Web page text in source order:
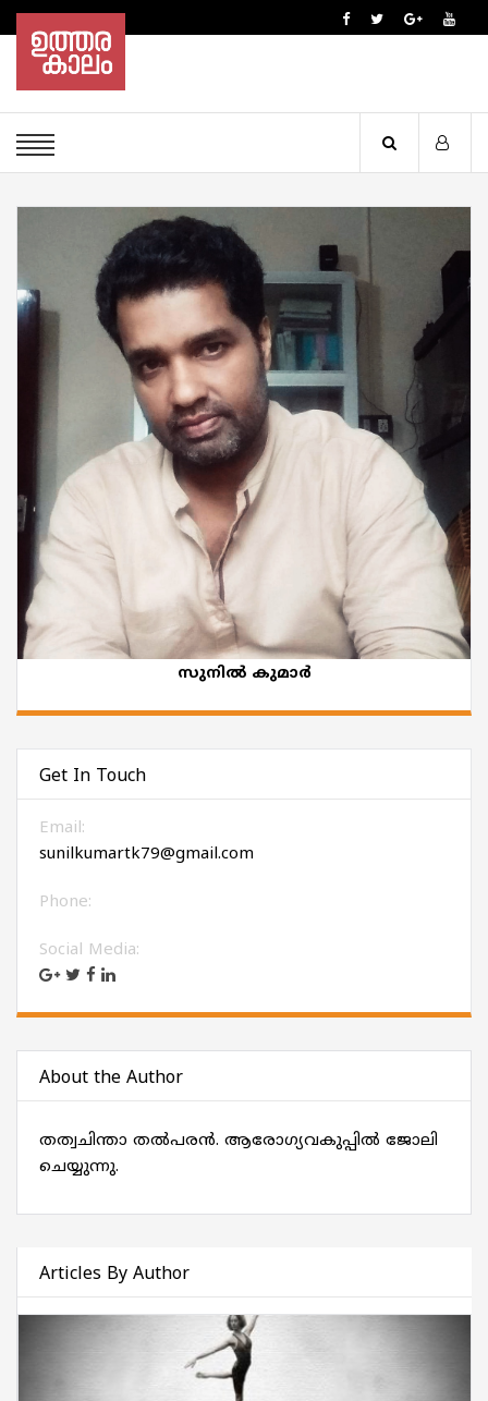
സുനിൽ കുമാർ
Get In Touch
Email:
sunilkumartk79@gmail.com
Phone:
Social Media:
About the Author
തത്വചിന്താ തൽപരൻ. ആരോഗ്യവകുപ്പിൽ ജോലി
ചെയ്യുന്നു.
Articles By Author